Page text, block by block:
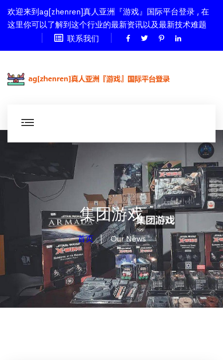
欢迎来到ag[zhenren]真人亚洲『游戏』国际平台登录 , 在
这里你可以了解到这个行业的最新资讯以及最新技术难题
联系我们
集团游戏
首页 Our News